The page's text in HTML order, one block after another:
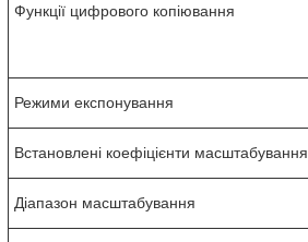
Функції цифрового копіювання
Режими експонування
Встановлені коефіцієнти масштабування
Діапазон масштабування